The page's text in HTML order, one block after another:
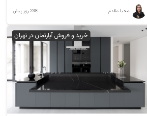
محیا مقدم 238 روز پیش
خرید و فروش آپارتمان در تهران